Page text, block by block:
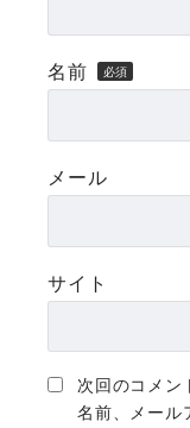
名前
メール
サイト
次回のコメン
名前、メール